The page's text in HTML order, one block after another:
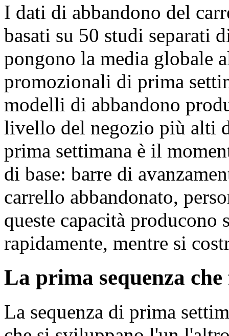
I dati di abbandono del
basati su 50 studi separati
pongono la media globale
promozionali di prima
modelli di abbandono
livello del negozio più alti
prima settimana è il
di base: barre di
carrello abbandonato,
queste capacità
rapidamente, mentre si
La prima sequenza
La sequenza di prima